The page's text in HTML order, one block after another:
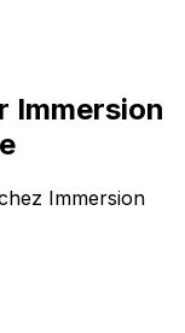
Immersion
Immersion